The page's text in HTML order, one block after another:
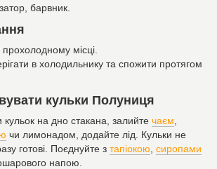
барвник.
прохолодному місці.
в холодильнику та спожити протягом
кульки Полуниця
на дно стакана, залийте чаєм
чи лимонадом, додайте лід. Кульки не
готові. Поєднуйте з тапіокою сиропами
напою.